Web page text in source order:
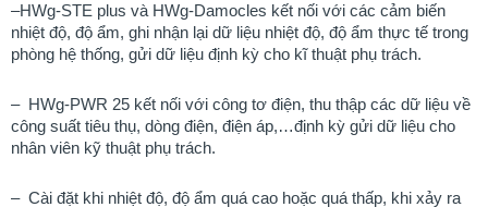
–HWg-STE plus và HWg-Damocles kết nối với các cảm biến
nhiệt độ, độ ẩm, ghi nhận lại dữ liệu nhiệt độ, độ ẩm thực tế trong
phòng hệ thống, gửi dữ liệu định kỳ cho kĩ thuật phụ trách.
– HWg-PWR 25 kết nối với công tơ điện, thu thập các dữ liệu về
công suất tiêu thụ, dòng điện, điện áp,…định kỳ gửi dữ liệu cho
nhân viên kỹ thuật phụ trách.
– Cài đặt khi nhiệt độ, độ ẩm quá cao hoặc quá thấp, khi xảy ra